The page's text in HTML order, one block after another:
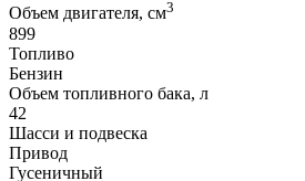
Объем двигателя, см3
899
Топливо
Бензин
Объем топливного бака, л
42
Шасси и подвеска
Привод
Гусеничный